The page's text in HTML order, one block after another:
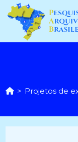
para
conteúdo
> Projetos de